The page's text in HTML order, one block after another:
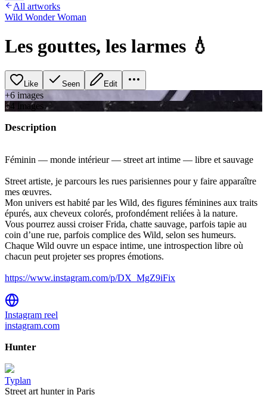
All artworks
Wild Wonder Woman
Les gouttes, les larmes 💧
Like Seen Edit
+6 images
+4 images
Description
Féminin — monde intérieur — street art intime — libre et sauvage
Street artiste, je parcours les rues parisiennes pour y faire apparaître
mes œuvres.
Mon univers est habité par les Wild, des figures féminines aux traits
épurés, aux cheveux colorés, profondément reliées à la nature.
Vous pourrez aussi croiser Frida, chatte sauvage, parfois tapie au
coin d’une rue, parfois complice des Wild, selon ses humeurs.
Chaque Wild ouvre un espace intime, une introspection libre où
chacun peut projeter ses propres émotions.
https://www.instagram.com/p/DX_MgZ9iFix
Instagram reel
instagram.com
Hunter
Typlan
Street art hunter in Paris